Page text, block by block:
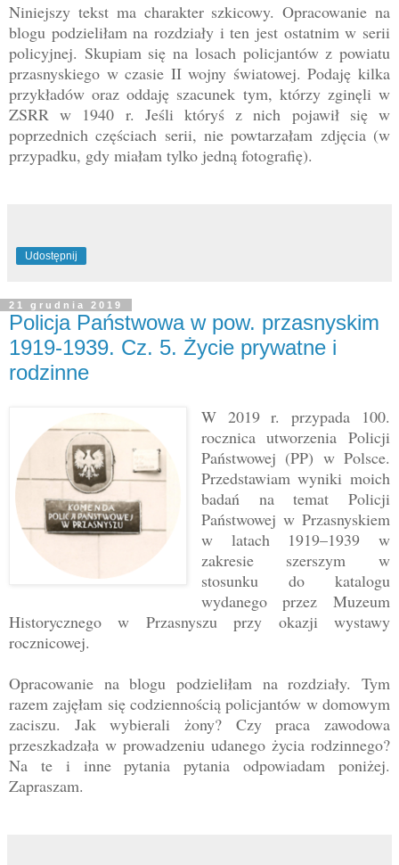
Niniejszy tekst ma charakter szkicowy. Opracowanie na
blogu podzieliłam na rozdziały i ten jest ostatnim w serii
policyjnej. Skupiam się na losach policjantów z powiatu
przasnyskiego w czasie II wojny światowej. Podaję kilka
przykładów oraz oddaję szacunek tym, którzy zginęli w
ZSRR w 1940 r. Jeśli któryś z nich pojawił się w
poprzednich częściach serii, nie powtarzałam zdjęcia (w
przypadku, gdy miałam tylko jedną fotografię).
Udostępnij
21 grudnia 2019
Policja Państwowa w pow. przasnyskim
1919-1939. Cz. 5. Życie prywatne i
rodzinne
W 2019 r. przypada 100.
rocznica utworzenia Policji
Państwowej (PP) w Polsce.
Przedstawiam wyniki moich
badań na temat Policji
Państwowej w Przasnyskiem
w latach 1919–1939 w
zakresie szerszym w
stosunku do katalogu
wydanego przez Muzeum
Historycznego w Przasnyszu przy okazji wystawy
rocznicowej.
Opracowanie na blogu podzieliłam na rozdziały. Tym
razem zajęłam się codziennością policjantów w domowym
zaciszu. Jak wybierali żony? Czy praca zawodowa
przeszkadzała w prowadzeniu udanego życia rodzinnego?
Na te i inne pytania pytania odpowiadam poniżej.
Zapraszam.